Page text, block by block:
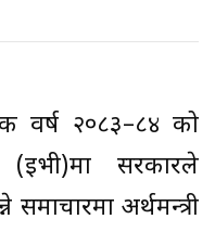
वर्ष २०८३–८४ को
(इभी)मा सरकारले
अर्थमन्त्री